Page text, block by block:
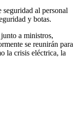
al personal
y botas.
a ministros,
se reunirán para
la crisis eléctrica, la